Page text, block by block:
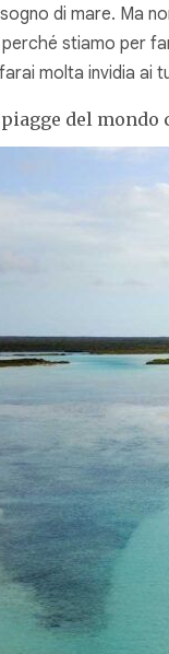
di mare. Ma
stiamo per
molta invidia ai
del mondo